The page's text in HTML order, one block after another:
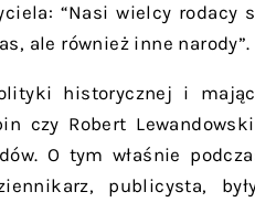
“Nasi wielcy rodacy
ale również inne narody”.
historycznej i
czy Robert
O tym właśnie
publicysta,